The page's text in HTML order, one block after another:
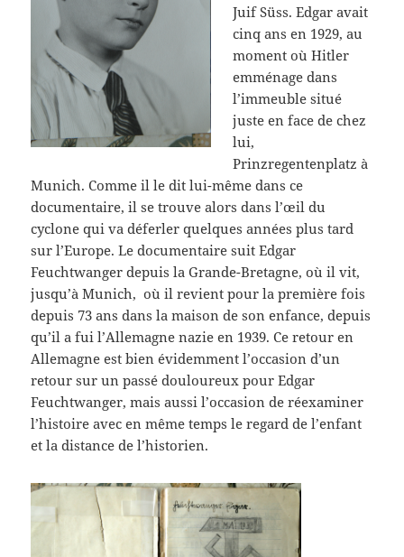
Juif Süss. Edgar avait
cinq ans en 1929, au
moment où Hitler
emménage dans
l’immeuble situé
juste en face de chez
lui,
Prinzregentenplatz à
Munich. Comme il le dit lui-même dans ce
documentaire, il se trouve alors dans l’œil du
cyclone qui va déferler quelques années plus tard
sur l’Europe. Le documentaire suit Edgar
Feuchtwanger depuis la Grande-Bretagne, où il vit,
jusqu’à Munich, où il revient pour la première fois
depuis 73 ans dans la maison de son enfance, depuis
qu’il a fui l’Allemagne nazie en 1939. Ce retour en
Allemagne est bien évidemment l’occasion d’un
retour sur un passé douloureux pour Edgar
Feuchtwanger, mais aussi l’occasion de réexaminer
l’histoire avec en même temps le regard de l’enfant
et la distance de l’historien.